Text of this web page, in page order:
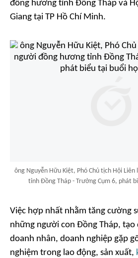
đồng hương tỉnh Đồng Tháp và
Giang tại TP Hồ Chí Minh.
ông Nguyễn Hữu Kiệt, Phó Chủ tịch Hội
tỉnh Đồng Tháp - Trưởng Cụm 6, phát
Việc hợp nhất nhằm tăng cường
những người con Đồng Tháp, tạo
doanh nhân, doanh nghiệp gặp
nghiệm trong lao động, sản xuất,